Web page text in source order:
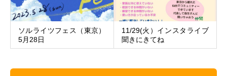
ソルライツフェス（東京）
5月28日
11/29(火）インスタライブ
聞きにきてね